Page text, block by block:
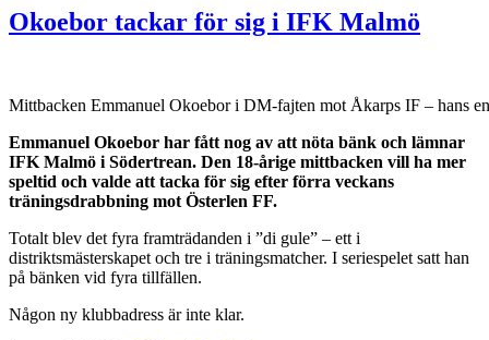
Okoebor tackar för sig i IFK Malmö
Mittbacken Emmanuel Okoebor i DM-fajten mot Åkarps IF – hans
Emmanuel Okoebor har fått nog av att nöta bänk och lämnar
IFK Malmö i Södertrean. Den 18-årige mittbacken vill ha mer
speltid och valde att tacka för sig efter förra veckans
träningsdrabbning mot Österlen FF.
Totalt blev det fyra framträdanden i ”di gule” – ett i
distriktsmästerskapet och tre i träningsmatcher. I seriespelet satt han
på bänken vid fyra tillfällen.
Någon ny klubbadress är inte klar.